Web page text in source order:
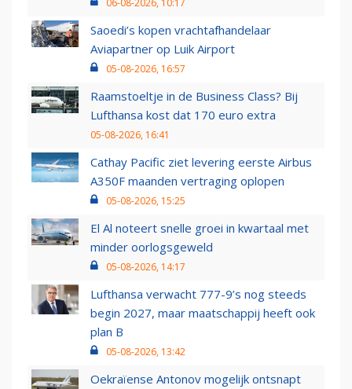
06-08-2026, 10:17
Saoedi’s kopen vrachtafhandelaar
Aviapartner op Luik Airport
05-08-2026, 16:57
Raamstoeltje in de Business Class? Bij
Lufthansa kost dat 170 euro extra
05-08-2026, 16:41
Cathay Pacific ziet levering eerste Airbus
A350F maanden vertraging oplopen
05-08-2026, 15:25
El Al noteert snelle groei in kwartaal met
minder oorlogsgeweld
05-08-2026, 14:17
Lufthansa verwacht 777-9’s nog steeds
begin 2027, maar maatschappij heeft ook
plan B
05-08-2026, 13:42
Oekraïense Antonov mogelijk ontsnapt